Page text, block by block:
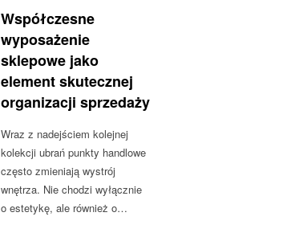
Współczesne
wyposażenie
sklepowe jako
element skutecznej
organizacji sprzedaży
Wraz z nadejściem kolejnej
kolekcji ubrań punkty handlowe
często zmieniają wystrój
wnętrza. Nie chodzi wyłącznie
o estetykę, ale również o…